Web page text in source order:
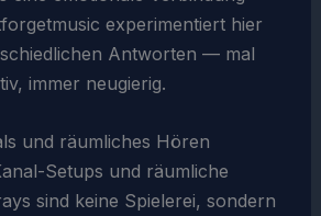
experimentiert hier
Antworten — mal
immer neugierig.
und räumliches Hören
Setups und räumliche
sind keine Spielerei, sondern